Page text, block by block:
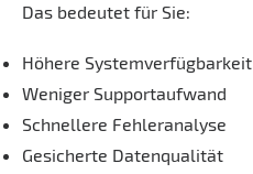
Das bedeutet für Sie:
Höhere Systemverfügbarkeit
Weniger Supportaufwand
Schnellere Fehleranalyse
Gesicherte Datenqualität